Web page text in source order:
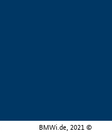
BMWi.de, 2021 ©